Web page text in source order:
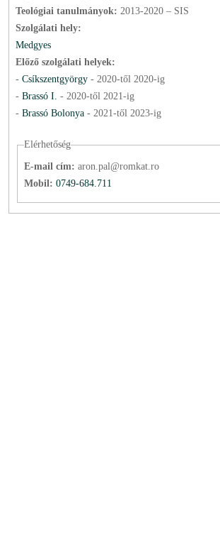
Teológiai tanulmányok: 2013-2020 – SIS
Szolgálati hely:
Medgyes
Előző szolgálati helyek:
- Csíkszentgyörgy - 2020-től 2020-ig
- Brassó I. - 2020-től 2021-ig
- Brassó Bolonya- 2021-től 2023-ig
Elérhetőség
E-mail cím: aron.pal@romkat.ro
Mobil: 0749-684.711